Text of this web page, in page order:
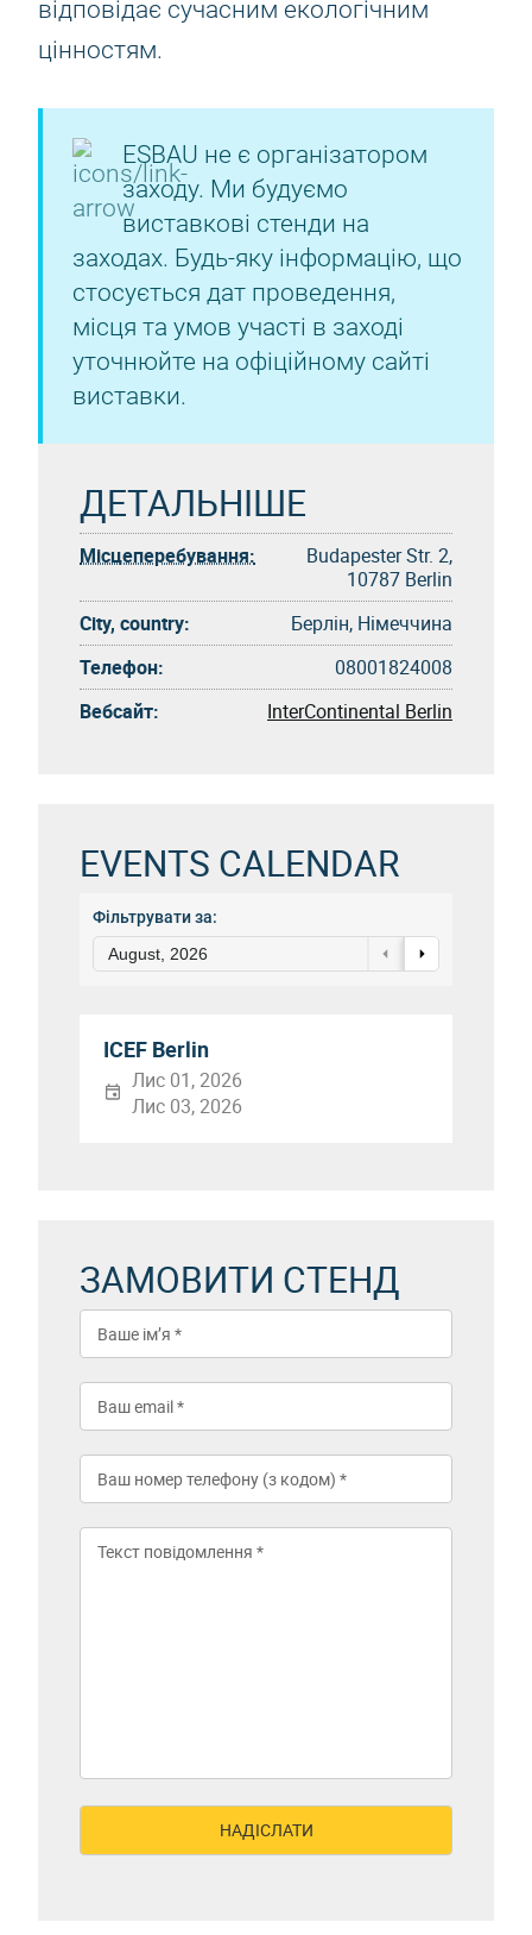
відповідає сучасним екологічним
цінностям.
ESBAU не є організатором
заходу. Ми будуємо
виставкові стенди на
заходах. Будь-яку інформацію, що
стосується дат проведення,
місця та умов участі в заході
уточнюйте на офіційному сайті
виставки.
ДЕТАЛЬНІШЕ
Місцеперебування:
Budapester Str. 2,
10787 Berlin
City, country:
Берлін, Німеччина
Телефон:
08001824008
Вебсайт:
InterContinental Berlin
EVENTS CALENDAR
Фільтрувати за:
August, 2026
ICEF Berlin
Лис 01, 2026
Лис 03, 2026
ЗАМОВИТИ СТЕНД